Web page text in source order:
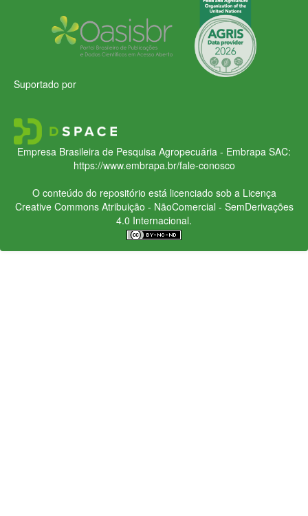
Suportado por
Empresa Brasileira de Pesquisa Agropecuária - Embrapa SAC:
https://www.embrapa.br/fale-conosco
O conteúdo do repositório está licenciado sob a Licença
Creative CommonsAtribuição - NãoComercial - SemDerivações
4.0 Internacional.